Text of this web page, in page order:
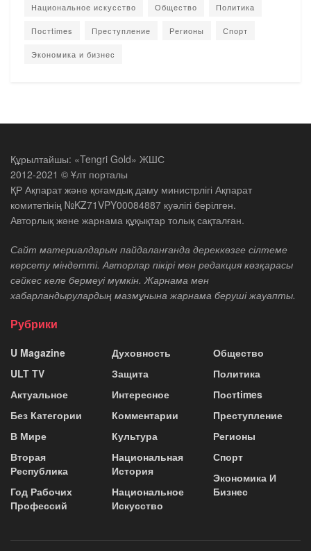
Национальное искусство Общество Политика
Постtimes Преступление Регионы Спорт
Экономика и бизнес
Құрылтайшы: «Tengri Gold» ЖШС
2012-2021 © Ұлт порталы
ҚР Ақпарат және қоғамдық даму министрлігі Ақпарат
комитетінің №KZ71VPY00084887 куәлігі берілген.
Авторлық және жарнама құқықтар толық сақталған.
Сайт материалдарын пайдаланғанда дереккөзге сілтеме
көрсету міндетті. Авторлар пікірі мен редакция көзқарасы
сәйкес келе бермеуі мүмкін. Жарнама мен
хабарландырулардың мазмұнына жарнама беруші жауапты.
Рубрики
U Magazine
ULT TV
Актуальное
Без Категории
В Мире
Вторая
Республика
Год Рабочих
Профессий
Духовность
Защита
Интересное
Комментарии
Культура
Национальная
История
Национальное
Искусство
Общество
Политика
Постtimes
Преступление
Регионы
Спорт
Экономика И
Бизнес